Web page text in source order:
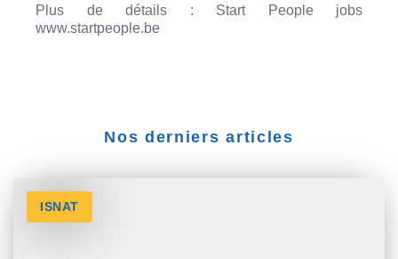
Plus de détails : Start People jobs
www.startpeople.be
Nos derniers articles
ISNAT